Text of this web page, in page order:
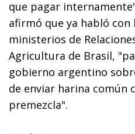
que pagar
afirmó que ya habló
ministerios de
Agricultura de Brasil,
gobierno argentino
de enviar harina común
premezcla".